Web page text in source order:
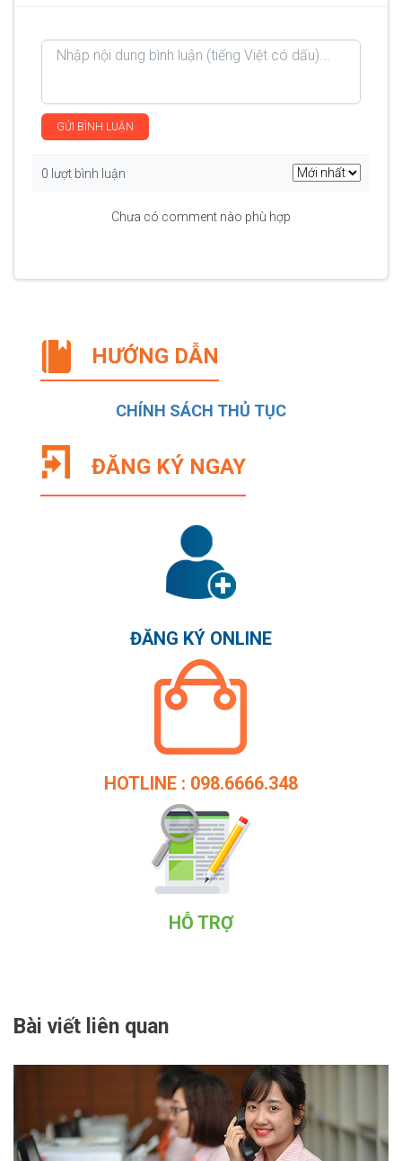
GỬI BÌNH LUẬN
0 lượt bình luận
Chưa có comment nào phù hợp
HƯỚNG DẪN
CHÍNH SÁCH THỦ TỤC
ĐĂNG KÝ NGAY
ĐĂNG KÝ ONLINE
HOTLINE : 098.6666.348
HỖ TRỢ
Bài viết liên quan